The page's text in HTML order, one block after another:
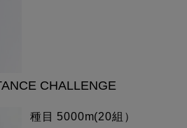
CHALLENGE
種目 5000m(20組）